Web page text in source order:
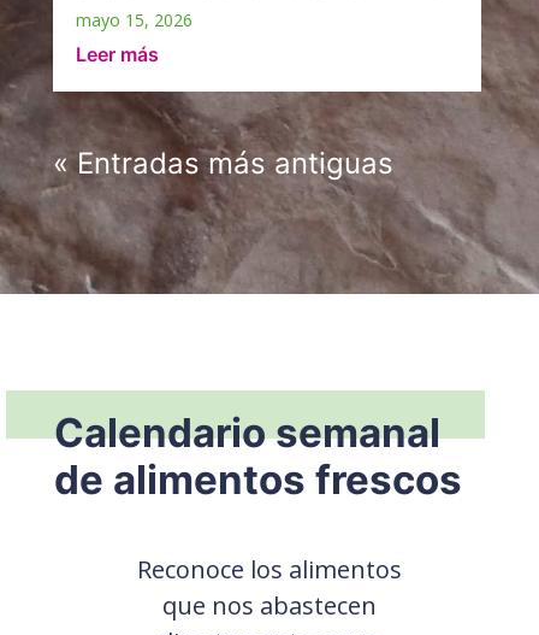
mayo 15, 2026
Leer más
« Entradas más antiguas
Calendario semanal
de alimentos frescos
Reconoce los alimentos
que nos abastecen